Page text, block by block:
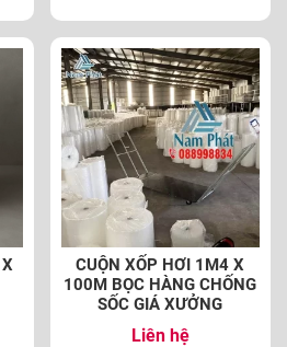
CUỘN XỐP HƠI 1M4 X
100M BỌC HÀNG CHỐNG
SỐC GIÁ XƯỞNG
Liên hệ